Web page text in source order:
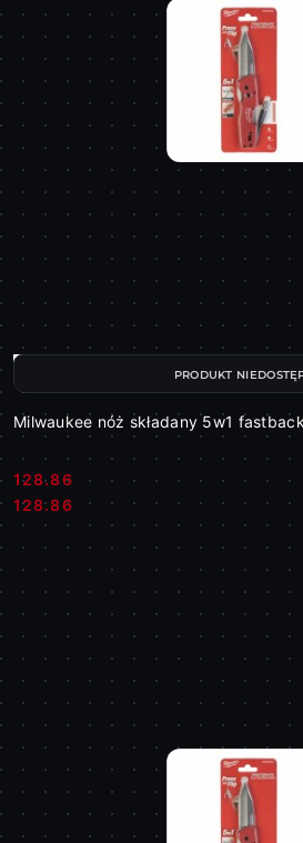
Milwaukee nóż składany 5w1
Cena:
128.86
Cena:
128.86
PRODUKT